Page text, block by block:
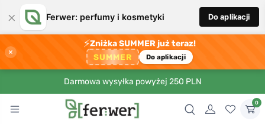
× Ferwer: perfumy i kosmetyki Do aplikacji
×
⚡Zniżka SUMMER już teraz!
SUMMER Do aplikacji
Darmowa wysyłka powyżej 250 PLN
0